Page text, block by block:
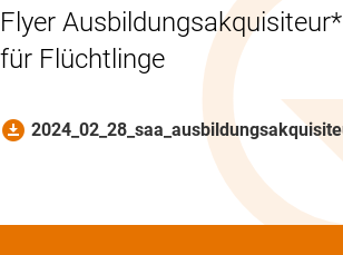
Flyer
für Flüchtlinge
download_for_offline